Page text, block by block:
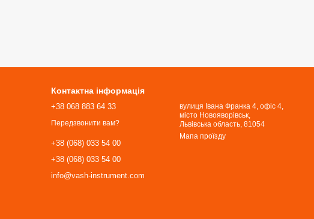
Контактна інформація
+38 068 883 64 33
Передзвонити вам?
+38 (068) 033 54 00
+38 (068) 033 54 00
info@vash-instrument.com
вулиця Івана Франка 4, офіс 4,
місто Новояворівськ,
Львівська область, 81054​​​​​​​
Мапа проїзду